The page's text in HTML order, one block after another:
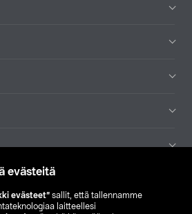
evästeitä
evästeet” sallit, että tallennamme
laitteellesi
Etsi myymälä